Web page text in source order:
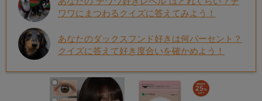
ワワにまつわるクイズに答えてみよう！
あなたのダックスフンド好きは何パーセント？
クイズに答えて好き度合いを確かめよう！